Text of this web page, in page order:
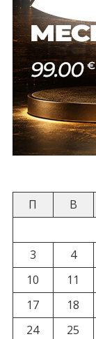
П
В
3
4
10
11
17
18
24
25